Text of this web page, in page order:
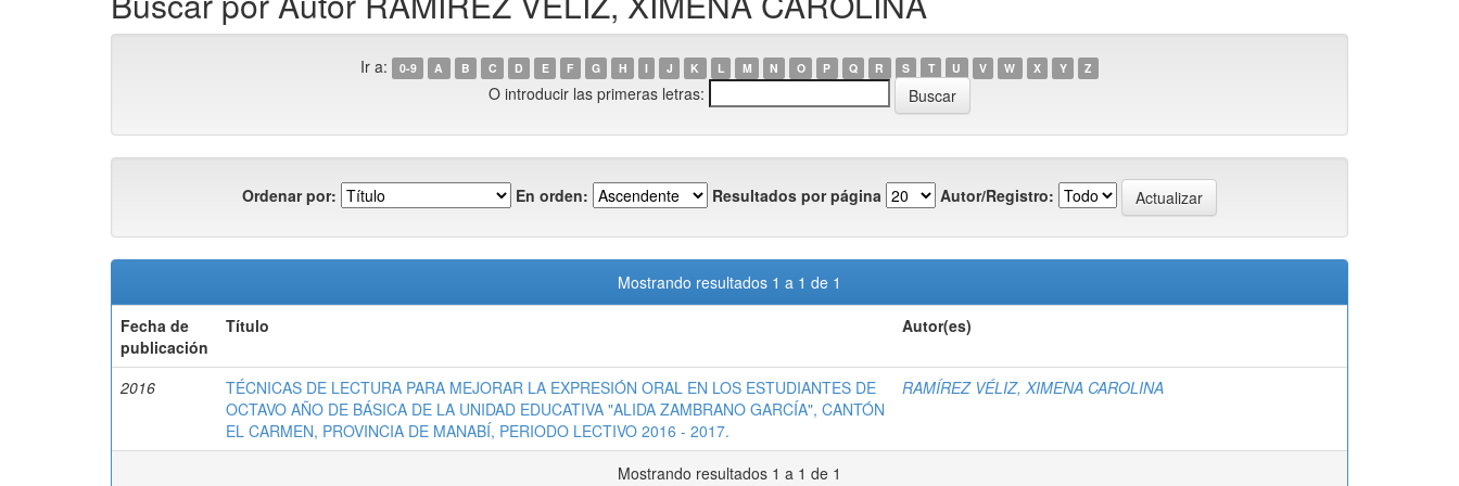
Ir a: 0-9 A B C D E F G H I J K L M N O P Q R S T U V W X Y Z
O introducir las primeras letras:
Ordenar por: En orden: Resultados por página Autor/Registro:
Mostrando resultados 1 a 1 de 1
Fecha de
publicación
Título Autor(es)
2016
TÉCNICAS DE LECTURA PARA MEJORAR LA EXPRESIÓN ORAL EN LOS ESTUDIANTES DE
OCTAVO AÑO DE BÁSICA DE LA UNIDAD EDUCATIVA "ALIDA ZAMBRANO GARCÍA", CANTÓN
EL CARMEN, PROVINCIA DE MANABÍ, PERIODO LECTIVO 2016 - 2017.
RAMÍREZ VÉLIZ, XIMENA CAROLINA
Mostrando resultados 1 a 1 de 1